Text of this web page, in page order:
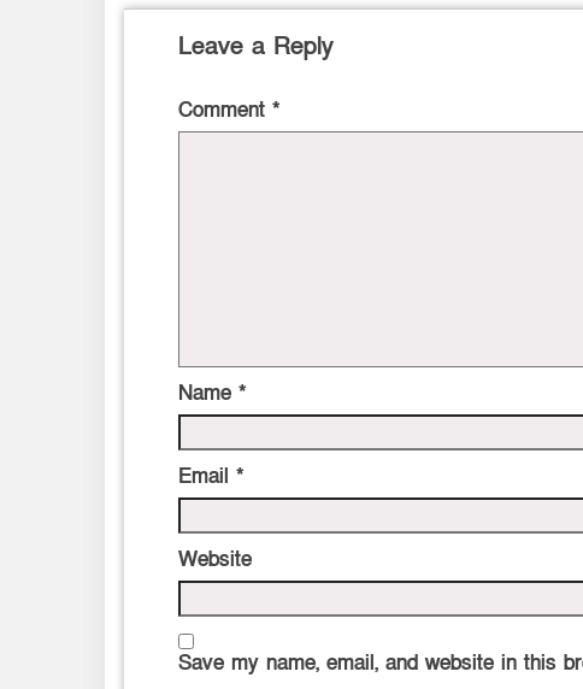
Leave a Reply
Comment *
Name *
Email *
Website
Save my name, email, and website in this